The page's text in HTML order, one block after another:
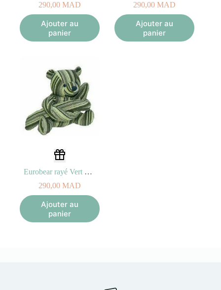
290,00 MAD
Ajouter au
panier
290,00 MAD
Ajouter au
panier
Eurobear rayé Vert – 13cm
290,00 MAD
Ajouter au
panier